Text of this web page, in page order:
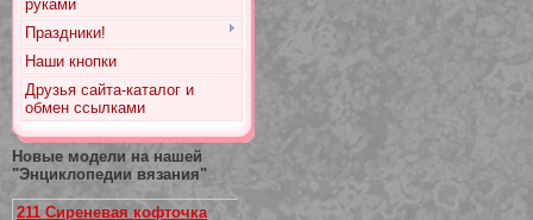
руками
Праздники!
Наши кнопки
Друзья сайта-каталог и
обмен ссылками
Новые модели на нашей
"Энциклопедии вязания"
211 Сиреневая кофточка